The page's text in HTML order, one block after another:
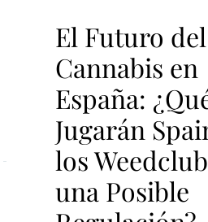
El Futuro del
Cannabis en
España:
Jugarán
los
una Posible